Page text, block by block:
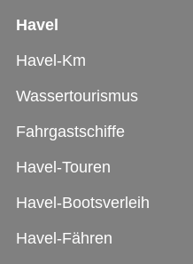
Havel
Havel-Km
Wassertourismus
Fahrgastschiffe
Havel-Touren
Havel-Bootsverleih
Havel-Fähren